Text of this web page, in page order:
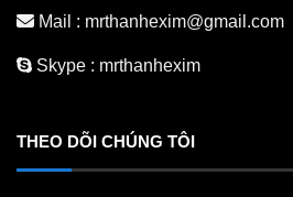
Mail : mrthanhexim@gmail.com
Skype : mrthanhexim
THEO DÕI CHÚNG TÔI